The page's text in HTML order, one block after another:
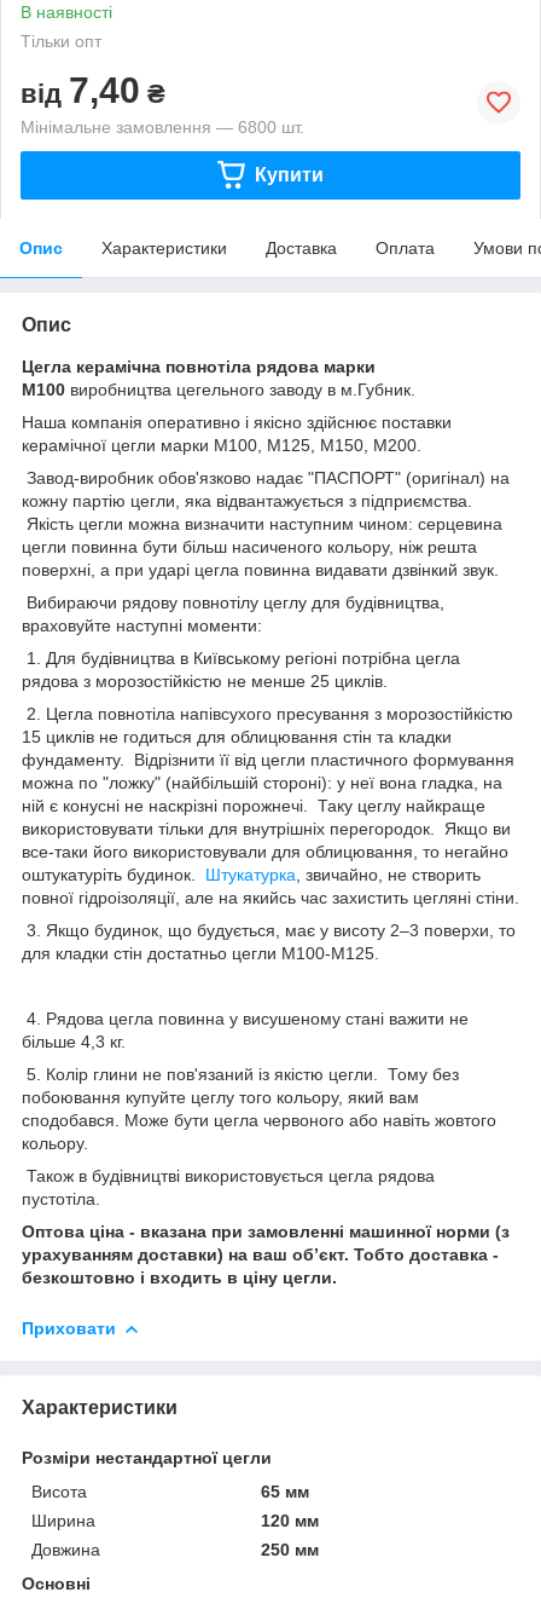
В наявності
Тільки опт
від 7,40 ₴
Мінімальне замовлення — 6800 шт.
Купити
Опис Характеристики Доставка Оплата Умови
Опис
Цегла керамічна повнотіла рядова марки
М100 виробництва цегельного заводу в м.Губник.
Наша компанія оперативно і якісно здійснює поставки
керамічної цегли марки М100, М125, М150, М200.
Завод-виробник обов'язково надає "ПАСПОРТ" (оригінал) на
кожну партію цегли, яка відвантажується з підприємства.
Якість цегли можна визначити наступним чином: серцевина
цегли повинна бути більш насиченого кольору, ніж решта
поверхні, а при ударі цегла повинна видавати дзвінкий звук.
Вибираючи рядову повнотілу цеглу для будівництва,
враховуйте наступні моменти:
1. Для будівництва в Київському регіоні потрібна цегла
рядова з морозостійкістю не менше 25 циклів.
2. Цегла повнотіла напівсухого пресування з морозостійкістю
15 циклів не годиться для облицювання стін та кладки
фундаменту. Відрізнити її від цегли пластичного формування
можна по "ложку" (найбільшій стороні): у неї вона гладка, на
ній є конусні не наскрізні порожнечі. Таку цеглу найкраще
використовувати тільки для внутрішніх перегородок. Якщо ви
все-таки його використовували для облицювання, то негайно
оштукатуріть будинок. Штукатурка , звичайно, не створить
повної гідроізоляції, але на якийсь час захистить цегляні стіни.
3. Якщо будинок, що будується, має у висоту 2–3 поверхи, то
для кладки стін достатньо цегли М100-М125.
4. Рядова цегла повинна у висушеному стані важити не
більше 4,3 кг.
5. Колір глини не пов'язаний із якістю цегли. Тому без
побоювання купуйте цеглу того кольору, який вам
сподобався. Може бути цегла червоного або навіть жовтого
кольору.
Також в будівництві використовується цегла рядова
пустотіла.
Оптова ціна - вказана при замовленні машинної норми (з
урахуванням доставки) на ваш об’єкт. Тобто доставка -
безкоштовно і входить в ціну цегли.
Приховати
Характеристики
Розміри нестандартної цегли
Висота
65 мм
Ширина
120 мм
Довжина
250 мм
Основні